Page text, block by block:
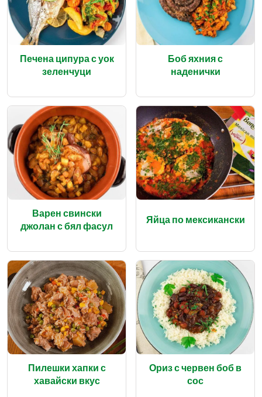
Печена ципура с уок
зеленчуци
Боб яхния с
наденички
Варен свински
джолан с бял фасул
Яйца по мексикански
Пилешки хапки с
хавайски вкус
Ориз с червен боб в
сос